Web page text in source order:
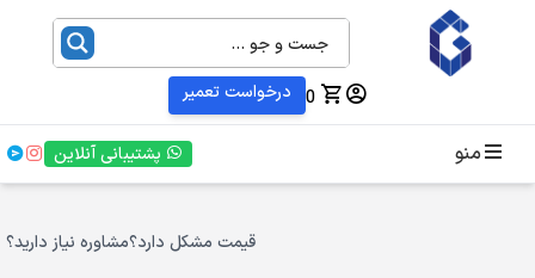
0 درخواست تعمیر
منو پشتیبانی آنلاین
قیمت مشکل دارد؟مشاوره نیاز دارید؟